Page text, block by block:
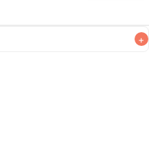
+
。なるべくお早めにお召